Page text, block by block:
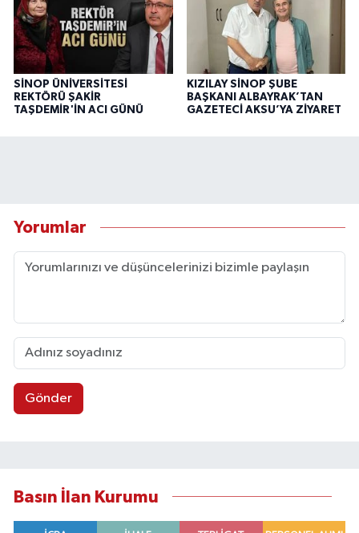
SİNOP ÜNİVERSİTESİ
REKTÖRÜ ŞAKİR
TAŞDEMİR'İN ACI GÜNÜ
KIZILAY SİNOP ŞUBE
BAŞKANI ALBAYRAK’TAN
GAZETECİ AKSU’YA ZİYARET
Yorumlar
Gönder
Basın İlan Kurumu